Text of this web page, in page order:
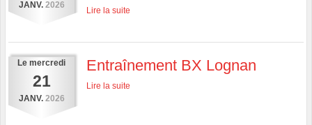
JANV. 2026
Lire la suite
Le mercredi
21
JANV. 2026
Entraînement BX Lognan
Lire la suite